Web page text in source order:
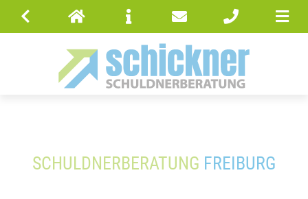
SCHULDNERBERATUNG FREIBURG